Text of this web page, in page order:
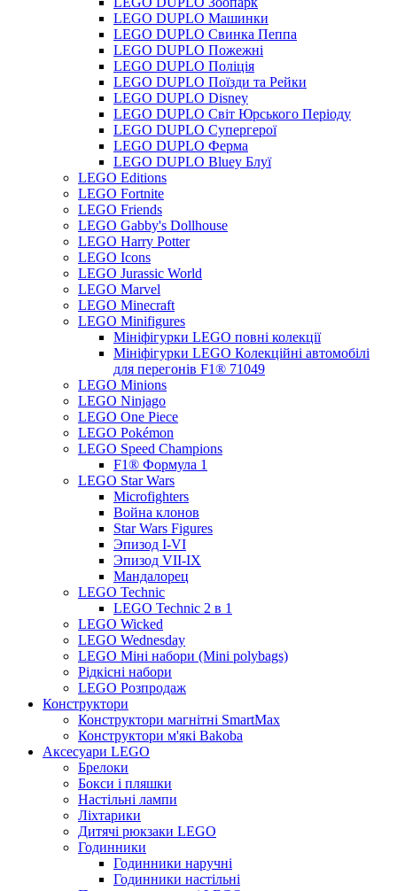
LEGO DUPLO Машинки
LEGO DUPLO Свинка Пеппа
LEGO DUPLO Пожежні
LEGO DUPLO Поліція
LEGO DUPLO Поїзди та Рейки
LEGO DUPLO Disney
LEGO DUPLO Світ Юрського Періоду
LEGO DUPLO Супергерої
LEGO DUPLO Ферма
LEGO DUPLO Bluey Блуї
LEGO Editions
LEGO Fortnite
LEGO Friends
LEGO Gabby's Dollhouse
LEGO Harry Potter
LEGO Icons
LEGO Jurassic World
LEGO Marvel
LEGO Minecraft
LEGO Minifigures
Мініфігурки LEGO повні колекції
Мініфігурки LEGO Колекційні автомобілі
для перегонів F1® 71049
LEGO Minions
LEGO Ninjago
LEGO One Piece
LEGO Pokémon
LEGO Speed Champions
F1® Формула 1
LEGO Star Wars
Microfighters
Война клонов
Star Wars Figures
Эпизод I-VI
Эпизод VII-IX
Мандалорец
LEGO Technic
LEGO Technic 2 в 1
LEGO Wicked
LEGO Wednesday
LEGO Міні набори (Mini polybags)
Рідкісні набори
LEGO Розпродаж
Конструктори
Конструктори магнітні SmartMax
Конструктори м'які Bakoba
Аксесуари LEGO
Брелоки
Бокси і пляшки
Настільні лампи
Ліхтарики
Дитячі рюкзаки LEGO
Годинники
Годинники наручні
Годинники настільні